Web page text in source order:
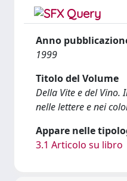
Anno
1999
Titolo del Volume
Della Vite e del
nelle lettere e nei
Appare nelle
3.1 Articolo su libro